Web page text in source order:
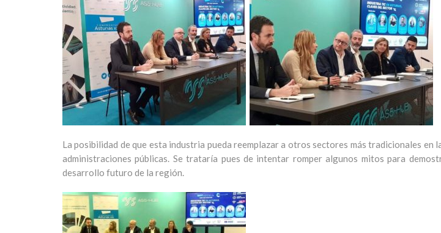
La posibilidad de que esta industria pueda reemplazar a otros sectores más tradicionales en
administraciones públicas. Se trataría pues de intentar romper algunos mitos para
desarrollo futuro de la región.